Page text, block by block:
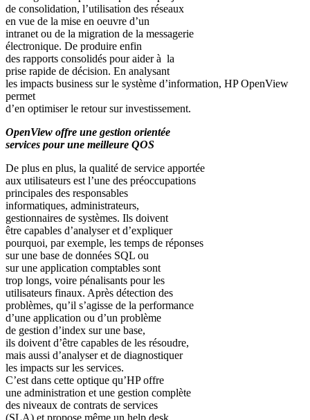
de consolidation, l’utilisation des réseaux
en vue de la mise en oeuvre d’un
intranet ou de la migration de la messagerie
électronique. De produire enfin
des rapports consolidés pour aider à la
prise rapide de décision. En analysant
les impacts business sur le système d’information, HP OpenView
permet
d’en optimiser le retour sur investissement.
OpenView offre une gestion orientée
services pour une meilleure QOS
De plus en plus, la qualité de service apportée
aux utilisateurs est l’une des préoccupations
principales des responsables
informatiques, administrateurs,
gestionnaires de systèmes. Ils doivent
être capables d’analyser et d’expliquer
pourquoi, par exemple, les temps de réponses
sur une base de données SQL ou
sur une application comptables sont
trop longs, voire pénalisants pour les
utilisateurs finaux. Après détection des
problèmes, qu’il s’agisse de la performance
d’une application ou d’un problème
de gestion d’index sur une base,
ils doivent d’être capables de les résoudre,
mais aussi d’analyser et de diagnostiquer
les impacts sur les services.
C’est dans cette optique qu’HP offre
une administration et une gestion complète
des niveaux de contrats de services
(SLA) et propose même un help desk